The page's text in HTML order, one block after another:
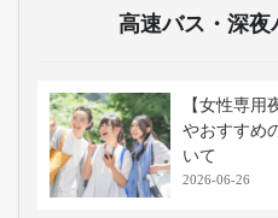
高速バス・深
【女性専用
やおすすめ
いて
2026-06-26